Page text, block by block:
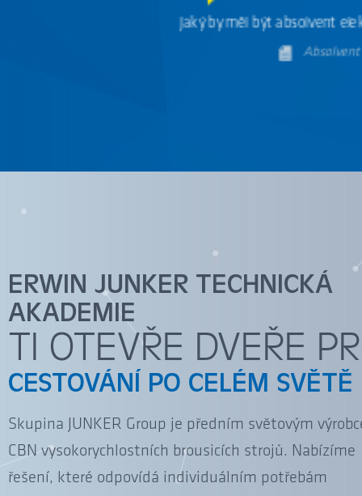
Jaký by měl být absolvent
Absolvent
Jaký by měl být absolvent
ERWIN JUNKER TECHNICKÁ
AKADEMIE
TI OTEVŘE DVEŘE
CESTOVÁNÍ PO CELÉM SVĚTĚ
Skupina JUNKER Group je předním světovým
CBN vysokorychlostních brousicích strojů. Nabízíme
řešení, které odpovídá individuálním potřebám